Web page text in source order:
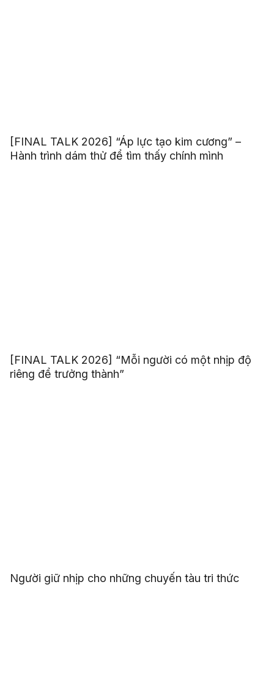
[FINAL TALK 2026] “Áp lực tạo kim cương” –
Hành trình dám thử để tìm thấy chính mình
[FINAL TALK 2026] “Mỗi người có một nhịp độ
riêng để trưởng thành”
Người giữ nhịp cho những chuyến tàu tri thức